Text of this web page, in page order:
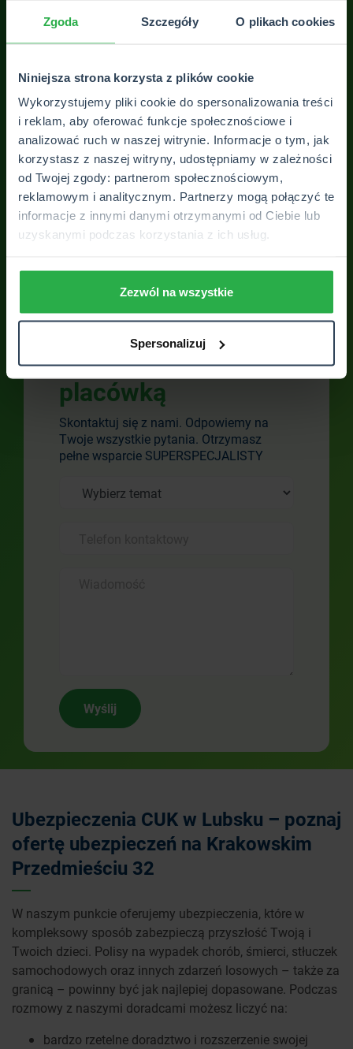
Zgoda Szczegóły O plikach cookies
Niniejsza strona korzysta z plików cookie
Wykorzystujemy pliki cookie do spersonalizowania treści
i reklam, aby oferować funkcje społecznościowe i
analizować ruch w naszej witrynie. Informacje o tym, jak
korzystasz z naszej witryny, udostępniamy w zależności
od Twojej zgody: partnerom społecznościowym,
reklamowym i analitycznym. Partnerzy mogą połączyć te
informacje z innymi danymi otrzymanymi od Ciebie lub
uzyskanymi podczas korzystania z ich usług.
Zezwól na wszystkie
Spersonalizuj
oszczędzam sporo czasu, a jednocześnie mam
Polecam ten punkt każdemu, kto szuka uczciwej
i fachowej obsługi.
KONRAD GAWRYLCZYK
ZOBACZ WSZYSTKIE OPINIE
Skontaktuj się z
placówką
Skontaktuj się z nami. Odpowiemy na
Twoje wszystkie pytania. Otrzymasz
pełne wsparcie SUPERSPECJALISTY
Wyślij
Ubezpieczenia CUK w Lubsku – poznaj
ofertę ubezpieczeń na Krakowskim
Przedmieściu 32
W naszym punkcie oferujemy ubezpieczenia, które w
kompleksowy sposób zabezpieczą przyszłość Twoją i
Twoich dzieci. Polisy na wypadek chorób, śmierci, stłuczek
samochodowych oraz innych zdarzeń losowych – także za
granicą – powinny być jak najlepiej dopasowane. Podczas
rozmowy z naszymi doradcami możesz liczyć na:
bardzo rzetelne doradztwo i rozszerzenie swojej